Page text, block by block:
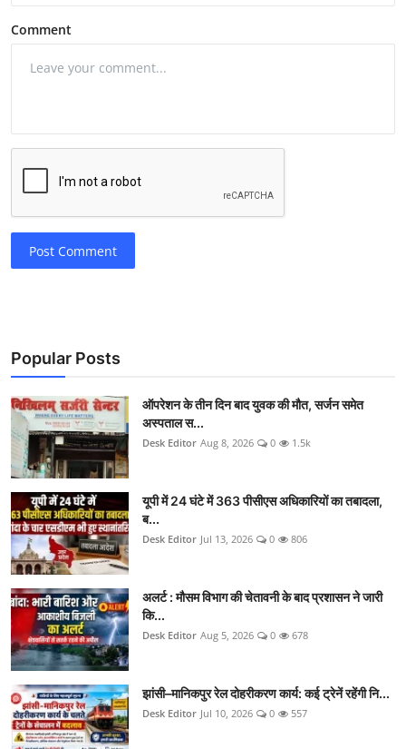
Comment
Post Comment
Popular Posts
ऑपरेशन के तीन दिन बाद युवक की मौत, सर्जन समेत
अस्पताल स...
Desk Editor Aug 8, 2026 0 1.5k
यूपी में 24 घंटे में 363 पीसीएस अधिकारियों का तबादला,
ब...
Desk Editor Jul 13, 2026 0 806
अलर्ट : मौसम विभाग की चेतावनी के बाद प्रशासन ने जारी
कि...
Desk Editor Aug 5, 2026 0 678
झांसी–मानिकपुर रेल दोहरीकरण कार्य: कई ट्रेनें रहेंगी नि...
Desk Editor Jul 10, 2026 0 557